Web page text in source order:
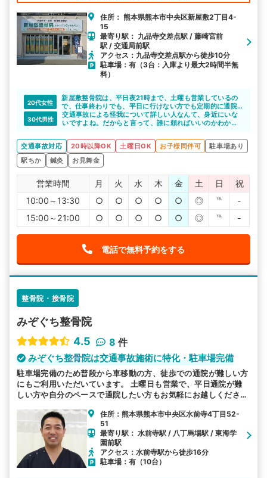
住所： 熊本県熊本市中央区新屋敷2丁目4-
15
最寄り駅： 九品寺交差点駅 / 藤崎宮前
駅 / 交通局前駅
アクセス：九品寺交差点駅から徒歩10分
駐車場：有（3台：入庫より最大2時間半無
料）
20代女性
新屋敷整骨院は、平日夜21時まで、土曜も営業しているの
で、仕事終わりでも、平日に行けない方でも定期的に通院
できると思います。場所も熊本市の中心部にある、映画館
も入った施設内の整骨院なので、女性の方も通いやすいで
30代男性
交通事故による怪我について詳しい人なんて、身近にいな
いですよね。だからと言って、誰に頼ればいいのかわから
新屋敷整骨院は、交通事故による怪我について詳しい整骨
院です。不安や悩みなどあれば、親身になって相談に乗っ
てくれますよ。不安や悩みが少なくなれば、施術にも専念
できてよいと思います。
交通事故対応 20時以降OK 土曜日OK お子様同伴可
駐車場あり
駅ちか
鍼灸 お見舞金
営業時間 月 火 水 木 金 土 日
祝
10:00～13:30
○ ○ ○ ○ ○ ◎ ℡
-
15:00～21:00
○ ○ ○ ○ ○ ◎ ℡ -
電話で無料予約をする
整骨院・接骨院
みぞぐち整骨院
4.5
8 件
みぞぐち整骨院は交通事故施術に特化・駐車場完備
駐車場完備のため普段から車移動の方、徒歩での通院が難しい方
にもご利用いただいています。 土曜日も営業で、平日通院が難
しい方や自分のペースで通院したい方もお気軽にお越しくださ
交通事故後の各症状を得意としています。住所：熊本県熊本市中央区水前寺4丁目52-
51
最寄り駅： 水前寺駅 / 八丁馬場駅 / 東海学
園前駅
アクセス：水前寺駅から徒歩16分
駐車場：有（10台）